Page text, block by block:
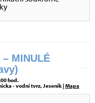
– MINULÉ
hod.
- vodní tvrz, Jeseník |Mapa